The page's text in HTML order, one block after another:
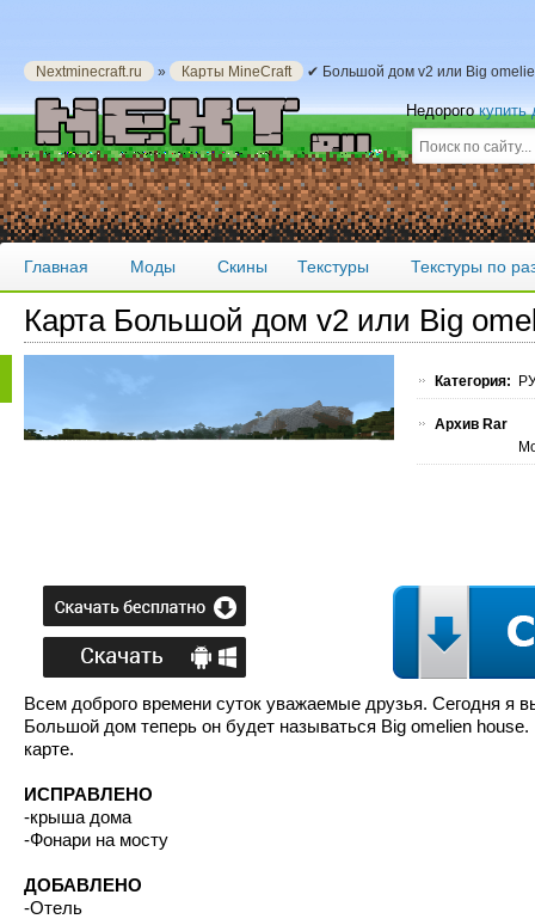
Nextminecraft.ru » Карты MineCraft ✔ Большой дом v2 или Big
Недорогокупить
Главная Моды Скины Текстуры Текстуры по
Карта Большой дом v2 или Big
Категория:
Архив Rar
Всем доброго времени суток уважаемые друзья. Сегодня я
Большой дом теперь он будет называться Big omelien
карте.
ИСПРАВЛЕНО
-крыша дома
-Фонари на мосту
ДОБАВЛЕНО
-Отель